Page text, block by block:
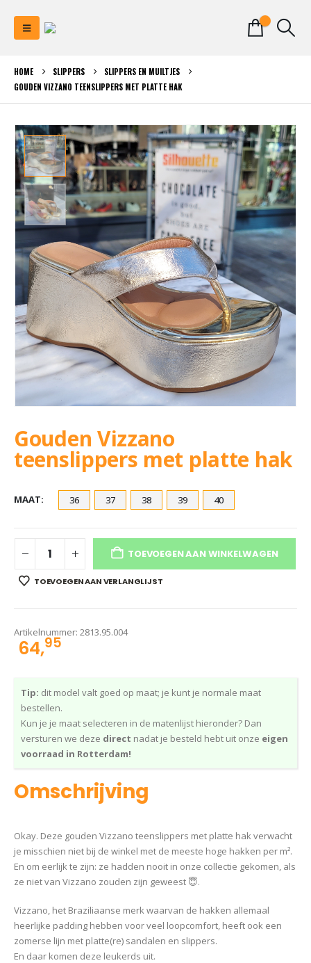
HOME SLIPPERS
SLIPPERS EN MUILTJES
GOUDEN VIZZANO TEENSLIPPERS MET PLATTE HAK
Gouden Vizzano
teenslippers met platte hak
MAAT 36 37 38 39 40
TOEVOEGEN AAN WINKELWAGEN
TOEVOEGEN AAN VERLANGLIJST
Artikelnummer: 2813.95.004
64,95
Tip: dit model valt goed op maat; je kunt je normale maat
bestellen.
Kun je je maat selecteren in de matenlijst hieronder? Dan
versturen we deze direct nadat je besteld hebt uit onze eigen
voorraad in Rotterdam!
Omschrijving
Okay. Deze gouden Vizzano teenslippers met platte hak verwacht
je misschien niet bij de winkel met de meeste hoge hakken per m².
En om eerlijk te zijn: ze hadden nooit in onze collectie gekomen, als
ze niet van Vizzano zouden zijn geweest 😇.
Vizzano, het Braziliaanse merk waarvan de hakken allemaal
heerlijke padding hebben voor veel loopcomfort, heeft ook een
zomerse lijn met platte(re) sandalen en slippers.
En daar komen deze leukerds uit.